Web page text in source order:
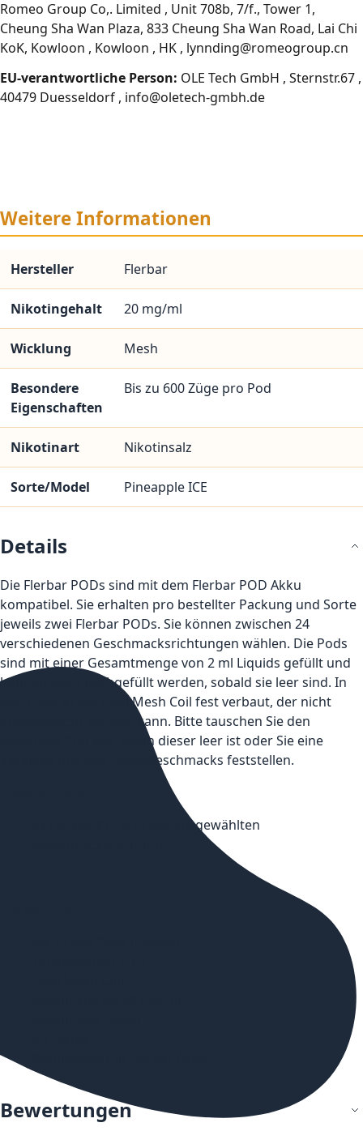
Romeo Group Co,. Limited , Unit 708b, 7/f., Tower 1,
Cheung Sha Wan Plaza, 833 Cheung Sha Wan Road, Lai Chi
KoK, Kowloon , Kowloon , HK , lynnding@romeogroup.cn
EU-verantwortliche Person: OLE Tech GmbH , Sternstr.67 ,
40479 Duesseldorf , info@oletech-gmbh.de
Weitere Informationen
Hersteller Flerbar
Nikotingehalt 20 mg/ml
Wicklung Mesh
Besondere
Eigenschaften
Bis zu 600 Züge pro Pod
Nikotinart Nikotinsalz
Sorte/Model Pineapple ICE
Details
Die Flerbar PODs sind mit dem Flerbar POD Akku
kompatibel. Sie erhalten pro bestellter Packung und Sorte
jeweils zwei Flerbar PODs. Sie können zwischen 24
verschiedenen Geschmacksrichtungen wählen. Die Pods
sind mit einer Gesamtmenge von 2 ml Liquids gefüllt und
können nicht nachgefüllt werden, sobald sie leer sind. In
den Pods ist ein Dual Mesh Coil fest verbaut, der nicht
ausgetauscht werden kann. Bitte tauschen Sie den
gesamten Pod aus, wenn dieser leer ist oder Sie eine
Veränderung des Liquidgeschmacks feststellen.
2x Flerbar PODs in der ausgewählten
Bewertungen